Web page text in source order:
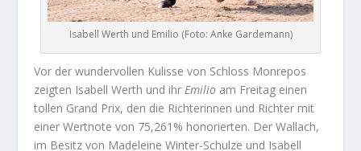
Isabell Werth und Emilio (Foto: Anke Gardemann)
Vor der wundervollen Kulisse von Schloss Monrepos
zeigten Isabell Werth und ihrEmilio am Freitag einen
tollen Grand Prix, den die Richterinnen und Richter mit
einer Wertnote von 75,261% honorierten. Der Wallach,
im Besitz von Madeleine Winter-Schulze und Isabell